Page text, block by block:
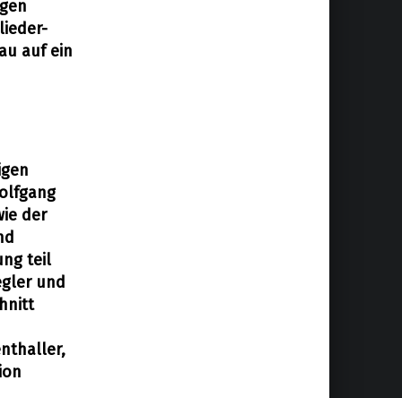
auf ein
der
teil
und